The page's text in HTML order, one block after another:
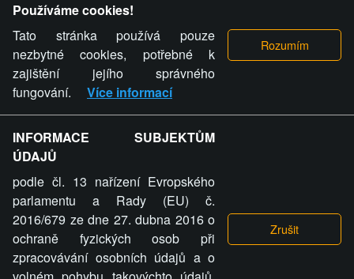
videa a komentáře. Osoba, které se toto opatření provozovatele
stránky týče, ani osoba, která umístila fotografii nebo video na
stránku, nemůže z důvodu odstranění fotografie, videa nebo
komentáře pro výše uvedenou okolnost uplatnit vůči
provozovateli stránky žádný nárok na náhradu škody nebo
nemajetkové újmy.
ZVRÁCENÝ.CZ - Svět není zvrácenej. To jen
ty lidi...
Používáme cookies!
Tato stránka používá pouze
nezbytné cookies, potřebné k
zajištění jejího správného
fungování.
Více informací
INFORMACE SUBJEKTŮM
ÚDAJŮ
podle čl. 13 nařízení Evropského
parlamentu a Rady (EU) č.
2016/679 ze dne 27. dubna 2016 o
ochraně fyzických osob při
zpracovávání osobních údajů a o